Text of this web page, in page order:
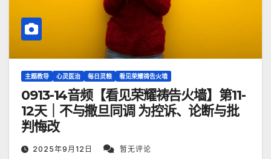
主题教导 心灵医治 每日灵粮 看见荣耀祷告火墙
0913-14音频【看见荣耀祷告火墙】第11-
12天｜不与撒旦同调 为控诉、论断与批
判悔改
2025年9月12日 暂无评论